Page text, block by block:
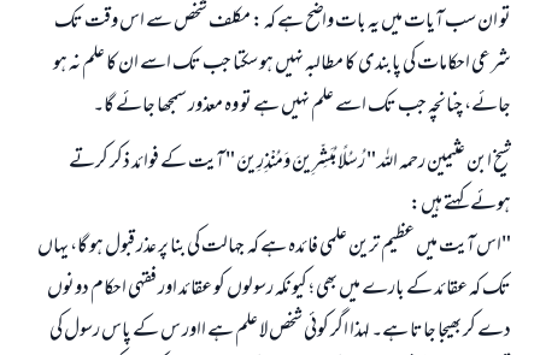
تو ان سب آیات میں یہ بات واضح ہے کہ : مکلف شخص سے اس وقت تک
شرعی احکامات کی پابندی کا مطالبہ نہیں ہو سکتا جب تک اسے ان کا علم نہ ہو
جائے، چنانچہ جب تک اسے علم نہیں ہے تو وہ معذور سمجھا جائے گا۔
شیخ ابن عثیمین رحمہ اللہ " رُسُلًا مُبَشِّرِينَ وَمُنْذِرِينَ " آیت کے فوائد ذکر کرتے
ہوئے کہتے ہیں:
"اس آیت میں عظیم ترین علمی فائدہ ہے کہ جہالت کی بنا پر عذر قبول ہو گا، یہاں
تک کہ عقائد کے بارے میں بھی ؛ کیونکہ رسولوں کو عقائد اور فقہی احکام دونوں
دے کر بھیجا جاتا ہے۔ لہذا اگر کوئی شخص لا علم ہے ااور س کے پاس رسول کی